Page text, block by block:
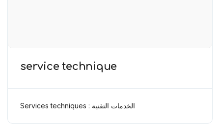
service technique
Services techniques : الخدمات التقنية